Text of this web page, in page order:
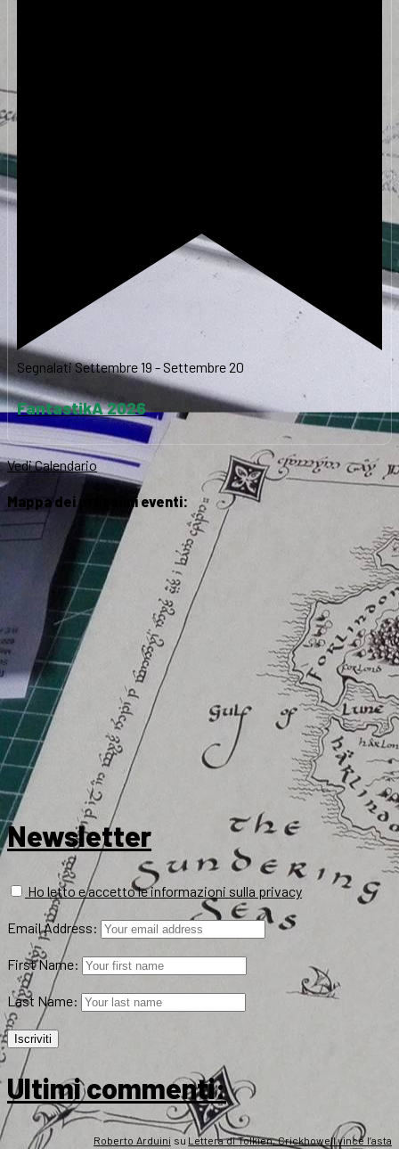
SegnalatiSettembre 19 - Settembre 20
FantastikA 2026
Vedi Calendario
Mappa dei prossimi eventi:
Newsletter
Ho letto e accetto le informazioni sulla privacy
Email Address:
First Name:
Last Name:
Ultimi commenti:
Roberto Arduini su Lettera di Tolkien, Crickhowell vince l’asta